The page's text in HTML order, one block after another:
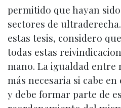
permitido que hayan
sectores de
estas tesis, considero
todas estas
mano. La igualdad entre
más necesaria si cabe
y debe formar parte de